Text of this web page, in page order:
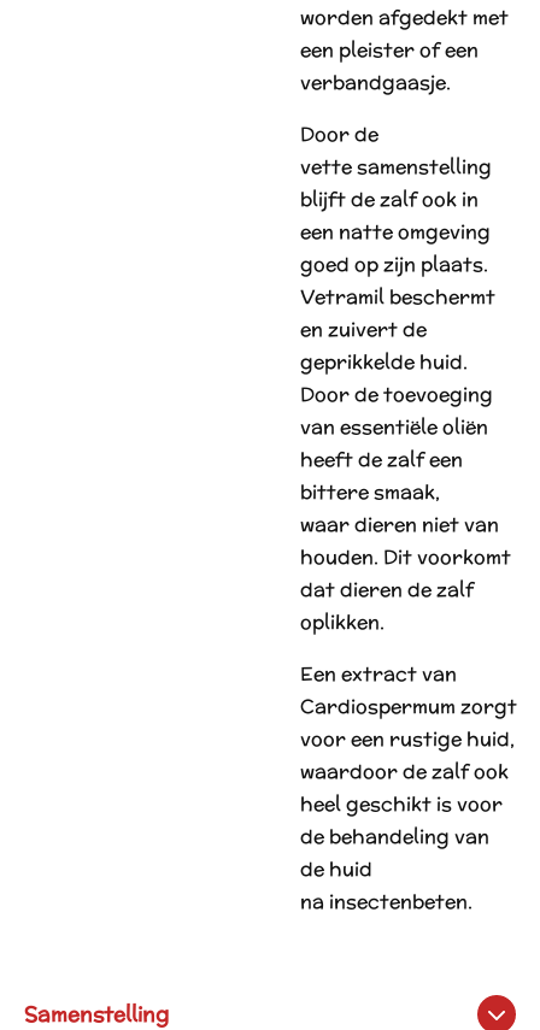
worden afgedekt met
een pleister of een
verbandgaasje.
Door de
vette samenstelling
blijft de zalf ook in
een natte omgeving
goed op zijn plaats.
Vetramil beschermt
en zuivert de
geprikkelde huid.
Door de toevoeging
van essentiële oliën
heeft de zalf een
bittere smaak,
waar dieren niet van
houden. Dit voorkomt
dat dieren de zalf
oplikken.
Een extract van
Cardiospermum zorgt
voor een rustige huid,
waardoor de zalf ook
heel geschikt is voor
de behandeling van
de huid
na insectenbeten.
Samenstelling